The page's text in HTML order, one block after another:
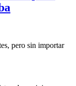
pero sin importar